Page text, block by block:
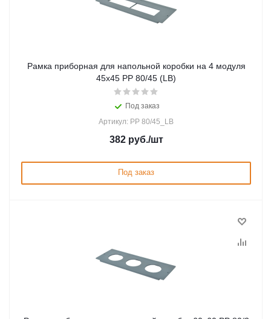
Рамка приборная для напольной коробки на 4 модуля
45х45 PP 80/45 (LB)
Под заказ
Артикул: PP 80/45_LB
382руб./шт
Под заказ